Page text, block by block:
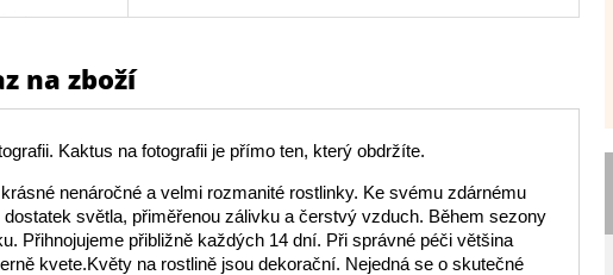
na zboží
Kaktus na fotografii je přímo ten, který obdržíte.
nenáročné a velmi rozmanité rostlinky. Ke svému zdárnému
světla, přiměřenou zálivku a čerstvý vzduch. Během sezony
Přihnojujeme přibližně každých 14 dní. Při správné péči většina
kvete.Květy na rostlině jsou dekorační. Nejedná se o skutečné